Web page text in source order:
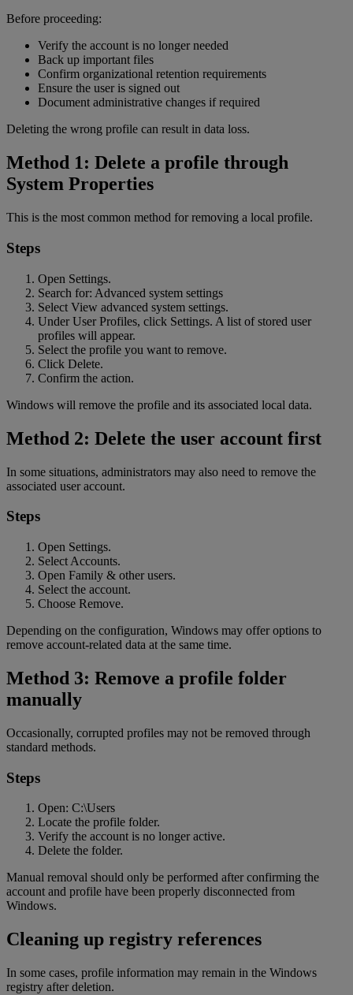
Before proceeding:
Verify the account is no longer needed
Back up important files
Confirm organizational retention requirements
Ensure the user is signed out
Document administrative changes if required
Deleting the wrong profile can result in data loss.
Method 1: Delete a profile through
System Properties
This is the most common method for removing a local profile.
Steps
Open Settings.
Search for: Advanced system settings
Select View advanced system settings.
Under User Profiles, click Settings. A list of stored user
profiles will appear.
Select the profile you want to remove.
Click Delete.
Confirm the action.
Windows will remove the profile and its associated local data.
Method 2: Delete the user account first
In some situations, administrators may also need to remove the
associated user account.
Steps
Open Settings.
Select Accounts.
Open Family & other users.
Select the account.
Choose Remove.
Depending on the configuration, Windows may offer options to
remove account-related data at the same time.
Method 3: Remove a profile folder
manually
Occasionally, corrupted profiles may not be removed through
standard methods.
Steps
Open: C:\Users
Locate the profile folder.
Verify the account is no longer active.
Delete the folder.
Manual removal should only be performed after confirming the
account and profile have been properly disconnected from
Windows.
Cleaning up registry references
In some cases, profile information may remain in the Windows
registry after deletion.